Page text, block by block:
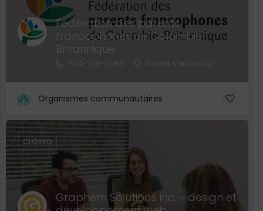
Fédération des parents
francophones de Colombie-
Britannique
604-736-5056 Grand Vancouver
Organismes communautaires
Graphem Solutions Inc. - design et
CLOSED